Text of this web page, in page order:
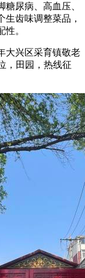
尿病、高血压、
齿味调整菜品，
。
兴区采育镇敬老
，田园，热线征